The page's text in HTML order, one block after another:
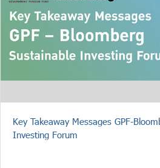
Key Takeaway Messages GPF-
Investing Forum